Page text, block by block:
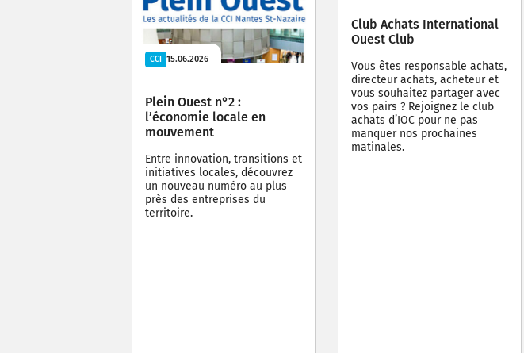
CCI 15.06.2026
Plein Ouest n°2 :
l’économie locale en
mouvement
Entre innovation, transitions et
initiatives locales, découvrez
un nouveau numéro au plus
près des entreprises du
territoire.
Club Achats International
Ouest Club
Vous êtes responsable achats,
directeur achats, acheteur et
vous souhaitez partager avec
vos pairs ? Rejoignez le club
achats d’IOC pour ne pas
manquer nos prochaines
matinales.